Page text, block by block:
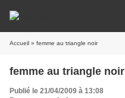
Accueil » femme au triangle noir
femme au triangle noir
Publié le 21/04/2009 à 13:08